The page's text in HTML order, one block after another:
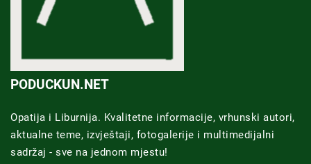
PODUCKUN.NET
Opatija i Liburnija. Kvalitetne informacije, vrhunski autori,
aktualne teme, izvještaji, fotogalerije i multimedijalni
sadržaj - sve na jednom mjestu!